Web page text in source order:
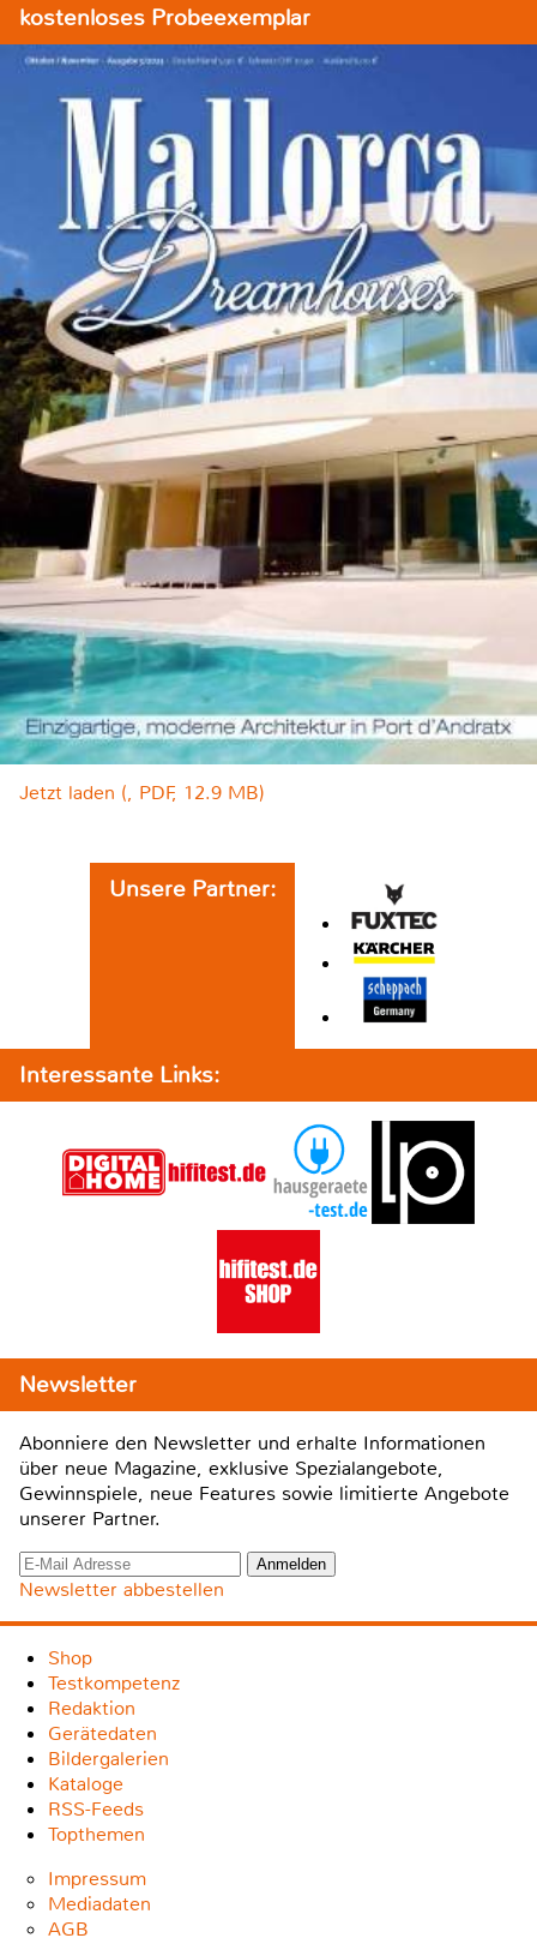
kostenloses Probeexemplar
Jetzt laden (, PDF, 12.9 MB)
Unsere Partner:
Interessante Links:
Newsletter
Abonniere den Newsletter und erhalte Informationen
über neue Magazine, exklusive Spezialangebote,
Gewinnspiele, neue Features sowie limitierte Angebote
unserer Partner.
Newsletter abbestellen
Shop
Testkompetenz
Redaktion
Gerätedaten
Bildergalerien
Kataloge
RSS-Feeds
Topthemen
Impressum
Mediadaten
AGB